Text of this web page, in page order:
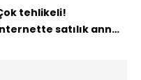
tehlikeli!
satılık anne